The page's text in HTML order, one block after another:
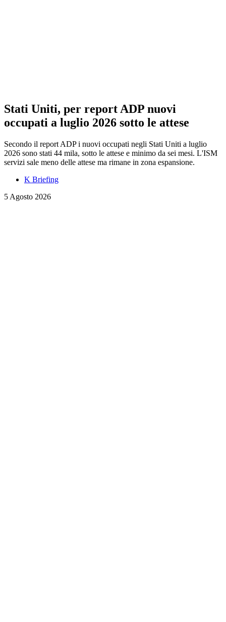
Stati Uniti, per report ADP nuovi
occupati a luglio 2026 sotto le attese
Secondo il report ADP i nuovi occupati negli Stati Uniti a luglio
2026 sono stati 44 mila, sotto le attese e minimo da sei mesi. L'ISM
servizi sale meno delle attese ma rimane in zona espansione.
K Briefing
5 Agosto 2026